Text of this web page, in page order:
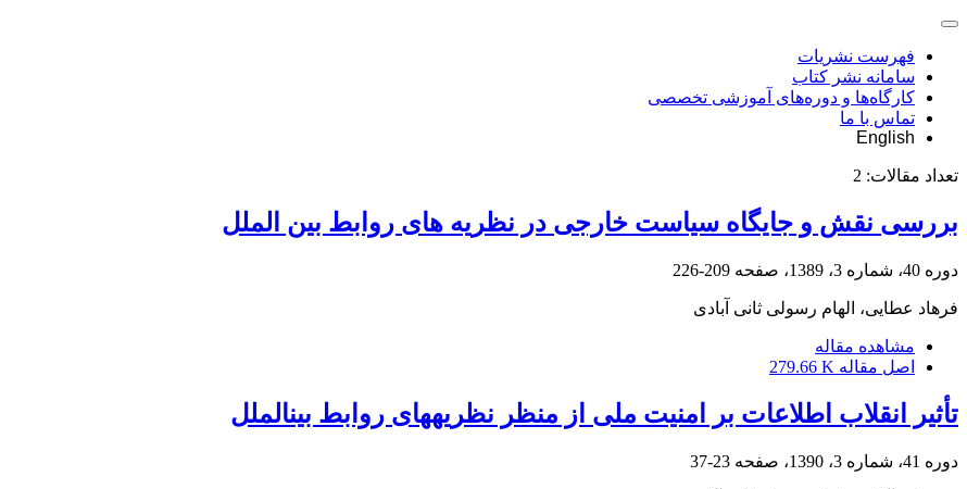
فهرست نشریات
سامانه نشر کتاب
کارگاه‌ها و دوره‌های آموزشی تخصصی
تماس با ما
English
تعداد مقالات: 2
بررسی نقش و جایگاه سیاست خارجی در نظریه های روابط بین الملل
دوره 40، شماره 3، 1389، صفحه 209-226
فرهاد عطایی، الهام رسولی ثانی آبادی
مشاهده مقاله
اصل مقاله 279.66 K
تأثیر انقلاب اطلاعات بر امنیت ملی از منظر نظریه‎های روابط بین‎الملل
دوره 41، شماره 3، 1390، صفحه 23-37